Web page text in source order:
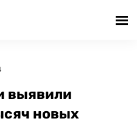
выявили
новых